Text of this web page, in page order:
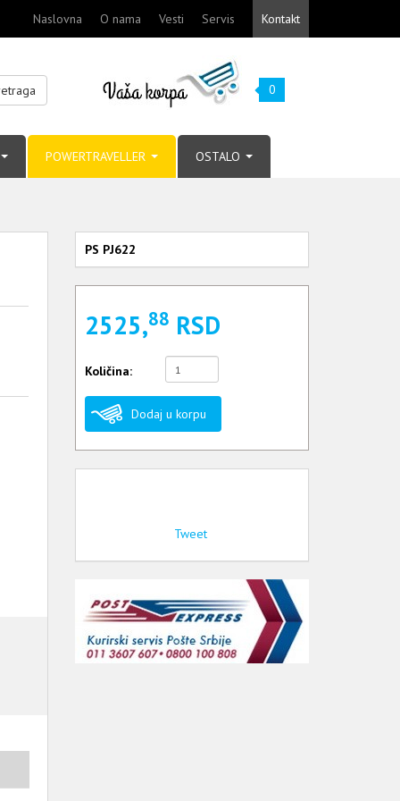
Naslovna O nama Vesti Servis Kontakt
0
POWERTRAVELLER OSTALO
PS PJ622
2525,88 RSD
Količina:
Dodaj u korpu
Tweet